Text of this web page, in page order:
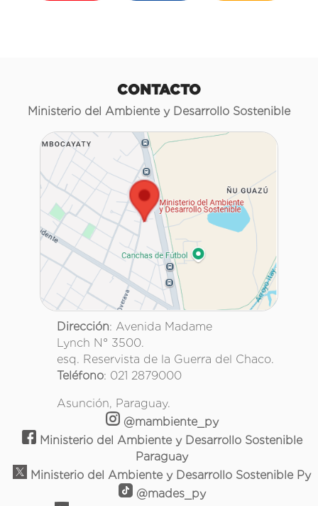
CONTACTO
Ministerio del Ambiente y Desarrollo Sostenible
Dirección: Avenida Madame
Lynch N° 3500.
esq. Reservista de la Guerra del Chaco.
Teléfono: 021 2879000
Asunción, Paraguay.
@mambiente_py
Ministerio del Ambiente y Desarrollo Sostenible
Paraguay
Ministerio del Ambiente y Desarrollo Sostenible Py
@mades_py